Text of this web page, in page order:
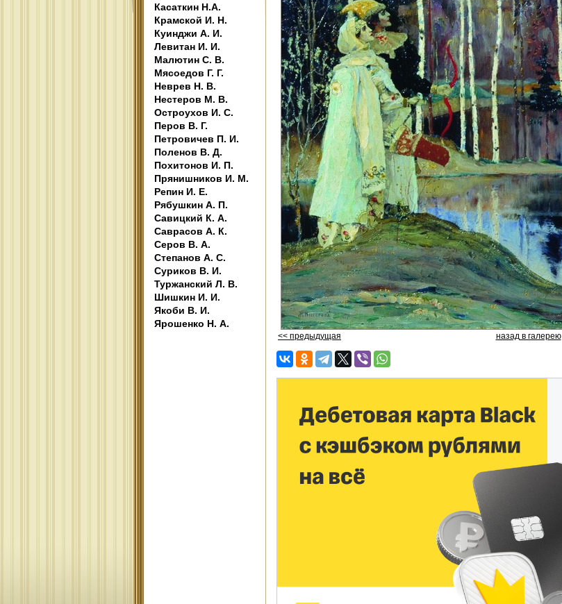
Касаткин Н.А.
Крамской И. Н.
Куинджи А. И.
Левитан И. И.
Малютин С. В.
Мясоедов Г. Г.
Неврев Н. В.
Нестеров М. В.
Остроухов И. С.
Перов В. Г.
Петровичев П. И.
Поленов В. Д.
Похитонов И. П.
Прянишников И. М.
Репин И. Е.
Рябушкин А. П.
Савицкий К. А.
Саврасов А. К.
Серов В. А.
Степанов А. С.
Суриков В. И.
Туржанский Л. В.
Шишкин И. И.
Якоби В. И.
Ярошенко Н. А.
<< предыдущая назад в галерею